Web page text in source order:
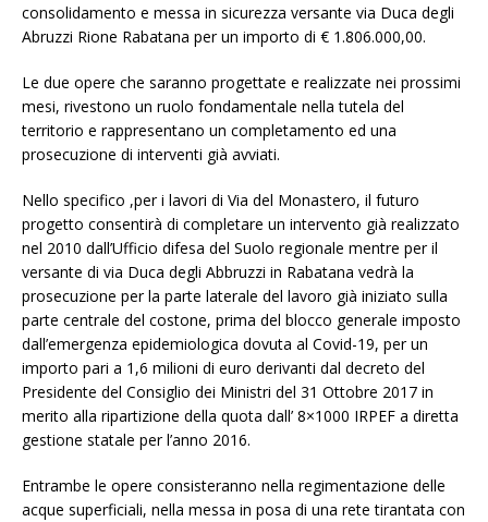
consolidamento e messa in sicurezza versante via Duca degli
Abruzzi Rione Rabatana per un importo di € 1.806.000,00.
Le due opere che saranno progettate e realizzate nei prossimi
mesi, rivestono un ruolo fondamentale nella tutela del
territorio e rappresentano un completamento ed una
prosecuzione di interventi già avviati.
Nello specifico ,per i lavori di Via del Monastero, il futuro
progetto consentirà di completare un intervento già realizzato
nel 2010 dall’Ufficio difesa del Suolo regionale mentre per il
versante di via Duca degli Abbruzzi in Rabatana vedrà la
prosecuzione per la parte laterale del lavoro già iniziato sulla
parte centrale del costone, prima del blocco generale imposto
dall’emergenza epidemiologica dovuta al Covid-19, per un
importo pari a 1,6 milioni di euro derivanti dal decreto del
Presidente del Consiglio dei Ministri del 31 Ottobre 2017 in
merito alla ripartizione della quota dall’ 8×1000 IRPEF a diretta
gestione statale per l’anno 2016.
Entrambe le opere consisteranno nella regimentazione delle
acque superficiali, nella messa in posa di una rete tirantata con